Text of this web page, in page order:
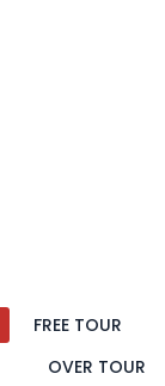
FREE TOUR
OVER TOUR